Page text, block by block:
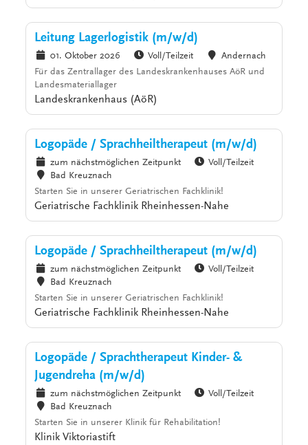
Leitung Lagerlogistik (m/w/d)
01. Oktober 2026 Voll/Teilzeit
Andernach
Für das Zentrallager des Landeskrankenhauses AöR und
Landesmateriallager
Landeskrankenhaus (AöR)
Logopäde / Sprachheiltherapeut (m/w/d)
zum nächstmöglichen Zeitpunkt
Voll/Teilzeit
Bad Kreuznach
Starten Sie in unserer Geriatrischen Fachklinik!
Geriatrische Fachklinik Rheinhessen-Nahe
Logopäde / Sprachheiltherapeut (m/w/d)
zum nächstmöglichen Zeitpunkt
Voll/Teilzeit
Bad Kreuznach
Starten Sie in unserer Geriatrischen Fachklinik!
Geriatrische Fachklinik Rheinhessen-Nahe
Logopäde / Sprachtherapeut Kinder- &
Jugendreha (m/w/d)
zum nächstmöglichen Zeitpunkt
Voll/Teilzeit
Bad Kreuznach
Starten Sie in unserer Klinik für Rehabilitation!
Klinik Viktoriastift